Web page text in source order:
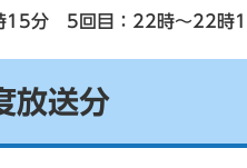
15分 5回目：22時～22時
放送分